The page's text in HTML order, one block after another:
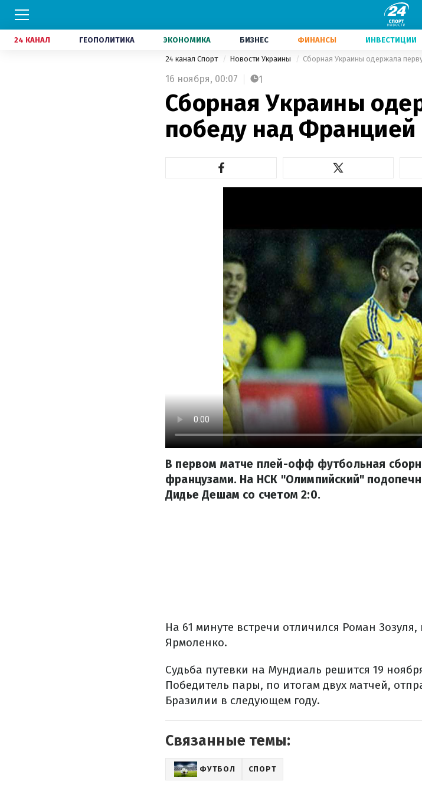
24 КАНАЛ ГЕОПОЛИТИКА ЭКОНОМИКА БИЗНЕС ФИНАНСЫ ИНВЕСТИЦИИ
24 канал Спорт Новости Украины Сборная Украины одержала
16 ноября, 00:07 1
Сборная Украины
победу над Францией
В первом матче плей-офф футбольная
французами. На НСК "Олимпийский"
Дидье Дешам со счетом 2:0.
На 61 минуте встречи отличился Роман
Ярмоленко.
Судьба путевки на Мундиаль решится 19
Победитель пары, по итогам двух матчей,
Бразилии в следующем году.
Связанные темы:
ФУТБОЛ СПОРТ